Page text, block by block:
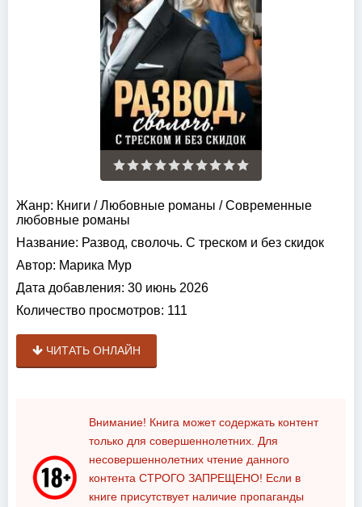
Жанр: Книги /Любовные романы /Современные
любовные романы
Название: Развод, сволочь. С треском и без скидок
Автор: Марика Мур
Дата добавления: 30 июнь 2026
Количество просмотров: 111
ЧИТАТЬ ОНЛАЙН
Внимание! Книга может содержать контент
только для совершеннолетних. Для
несовершеннолетних чтение данного
контента СТРОГО ЗАПРЕЩЕНО! Если в
книге присутствует наличие пропаганды